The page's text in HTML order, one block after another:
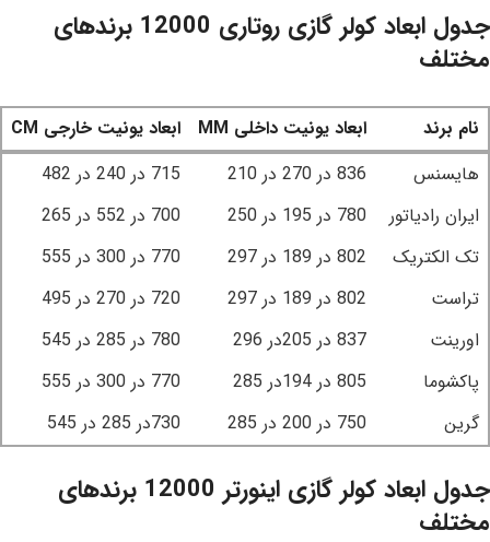
جدول ابعاد کولر گازی روتاری 12000 برندهای
مختلف
نام برند ابعاد یونیت داخلی MM
ابعاد یونیت خارجی CM
نام برند
ابعاد یونیت داخلی MM ابعاد یونیت خارجی CM هایسنس 836 در 270 در 210
715 در 240 در 482
ایران رادیاتور
780 در 195 در 250
700 در 552 در 265
تک الکتریک
802 در 189 در 297
770 در 300 در 555
تراست
802 در 189 در 297
720 در 270 در 495
اورینت
837 در 205در 296
780 در 285 در 545
پاکشوما
805 در 194در 285
770 در 300 در 555
گرین
750 در 200 در 285 730در 285 در 545
جدول ابعاد کولر گازی اینورتر 12000 برندهای
مختلف